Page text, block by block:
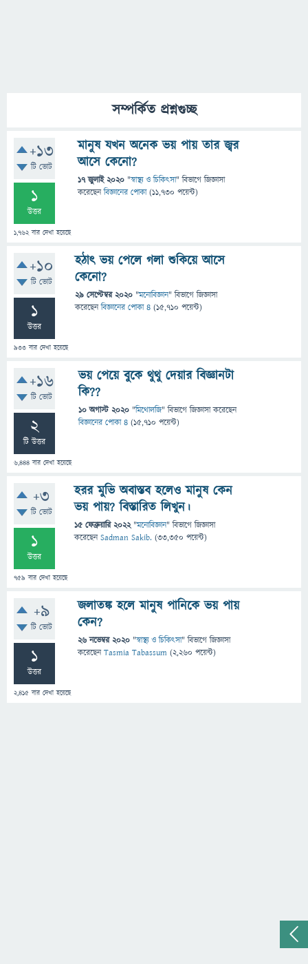
সম্পর্কিত প্রশ্নগুচ্ছ
+13
টি ভোট
1
উত্তর
1,762বার দেখা হয়েছে
মানুষ যখন অনেক ভয় পায় তার জ্বর
আসে কেনো?
17 জুলাই 2020 "স্বাস্থ্য ও চিকিৎসা" বিভাগে জিজ্ঞাসা
করেছেনবিজ্ঞানের পোকা (11,730 পয়েন্ট)
+10
টি ভোট
1
উত্তর
933 বার দেখা হয়েছে
হঠাৎ ভয় পেলে গলা শুকিয়ে আসে
কেনো?
29 সেপ্টেম্বর 2020 "মনোবিজ্ঞান" বিভাগে জিজ্ঞাসা
করেছেনবিজ্ঞানের পোকা ৪ (15,710 পয়েন্ট)
+16
টি ভোট
2
টি উত্তর
6,444 বার দেখা হয়েছে
ভয় পেয়ে বুকে থুথু দেয়ার বিজ্ঞানটা
কি??
10 অগাস্ট 2020 "মিথোলজি" বিভাগে জিজ্ঞাসাকরেছেন
বিজ্ঞানের পোকা ৪ (15,710 পয়েন্ট)
+3
টি ভোট
1
উত্তর
759 বার দেখা হয়েছে
হরর মুভি অবাস্তব হলেও মানুষ কেন
ভয় পায়? বিস্তারিত লিখুন।
15 ফেব্রুয়ারি 2022 "মনোবিজ্ঞান" বিভাগে জিজ্ঞাসা
করেছেনSadman Sakib. (33,350 পয়েন্ট)
+9
টি ভোট
1
উত্তর
2,415 বার দেখা হয়েছে
জলাতঙ্ক হলে মানুষ পানিকে ভয় পায়
কেন?
26 নভেম্বর 2020 "স্বাস্থ্য ও চিকিৎসা" বিভাগে জিজ্ঞাসা
করেছেনTasmia Tabassum (2,260 পয়েন্ট)